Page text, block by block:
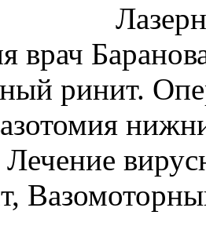
врач
ринит.
Лечение